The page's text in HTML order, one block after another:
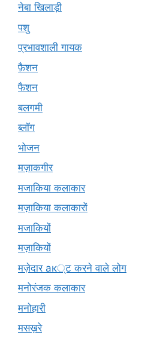
नेबा खिलाड़ी
पशु
प्रभावशाली गायक
फ़ैशन
फैशन
बलगमी
ब्लॉग
भोजन
मज़ाकगीर
मजाकिया कलाकार
मज़ाकिया कलाकारों
मजाकियों
मज़ाकियों
मज़ेदार ак्ट करने वाले लोग
मनोरंजक कलाकार
मनोहारी
मसख़रे